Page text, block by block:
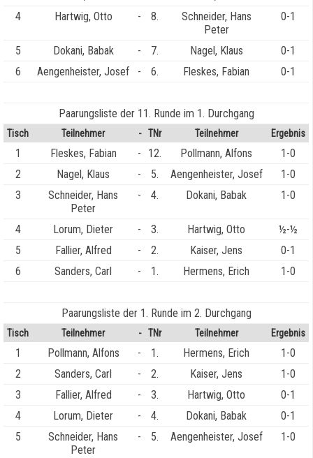
4
Hartwig, Otto - 8.
Schneider, Hans
Peter
0-1
5 Dokani, Babak - 7. Nagel, Klaus
0-1
6
Aengenheister, Josef - 6. Fleskes, Fabian 0-1
Paarungsliste der 11. Runde im 1. Durchgang
Tisch Teilnehmer - TNr Teilnehmer Ergebnis
1 Fleskes, Fabian - 12. Pollmann, Alfons
1-0
2
Nagel, Klaus - 5. Aengenheister, Josef
1-0
3
Schneider, Hans
Peter
- 4. Dokani, Babak 1-0
4 Lorum, Dieter - 3. Hartwig, Otto
½-½
5
Fallier, Alfred - 2. Kaiser, Jens
0-1
6
Sanders, Carl - 1. Hermens, Erich 1-0
Paarungsliste der 1. Runde im 2. Durchgang
Tisch Teilnehmer - TNr Teilnehmer Ergebnis
1 Pollmann, Alfons - 1. Hermens, Erich
1-0
2
Sanders, Carl - 2. Kaiser, Jens
1-0
3
Fallier, Alfred - 3. Hartwig, Otto
0-1
4
Lorum, Dieter - 4. Dokani, Babak
0-1
5
Schneider, Hans
Peter
- 5. Aengenheister, Josef 1-0